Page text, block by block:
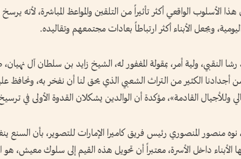
الأسلوب الواقعي أكثر تأثيراً من التلقين والمواعظ المباشرة، لأنه
ويجعل الأبناء أكثر ارتباطاً بعادات مجتمعهم وتقاليده.
النقبي، ولية أمر، بمقولة المغفور له، الشيخ زايد بن سلطان آل
أجدادنا الكثير من التراث الشعبي الذي يحق لنا أن نفخر به، ونحافظ
وللأجيال القادمة»، مؤكدة أن الوالدين يشكلان القدوة الأولى في
منصور المنصوري رئيس فريق كاميرا الإمارات للتصوير، بأن السنع
الأبناء داخل الأسرة، معتبراً أن تحويل هذه القيم إلى سلوك معيش، هو